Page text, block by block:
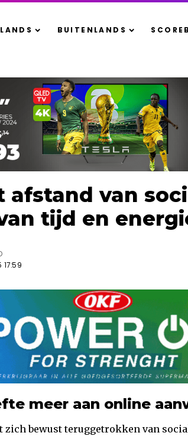
BUITENLANDS
afstand van
tijd en
17:59
meer aan online
zich bewust teruggetrokken van